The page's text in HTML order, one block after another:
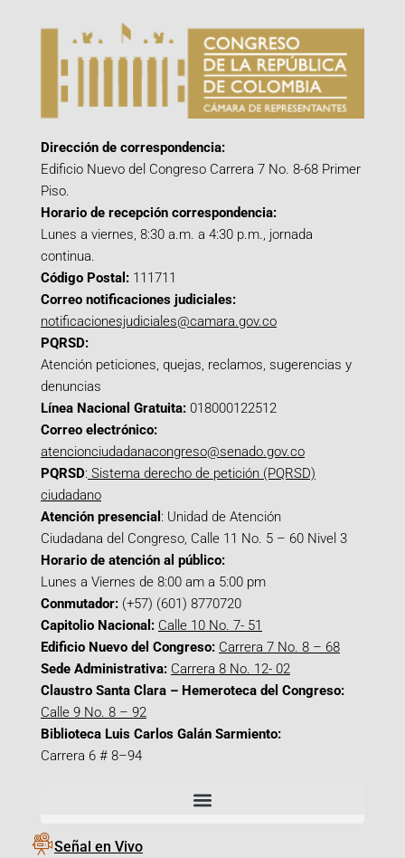
Dirección de correspondencia:
Edificio Nuevo del Congreso Carrera 7 No. 8-68 Primer
Piso.
Horario de recepción correspondencia:
Lunes a viernes, 8:30 a.m. a 4:30 p.m., jornada
continua.
Código Postal: 111711
Correo notificaciones judiciales:
notificacionesjudiciales@camara.gov.co
PQRSD:
Atención peticiones, quejas, reclamos, sugerencias y
denuncias
Línea Nacional Gratuita: 018000122512
Correo electrónico:
atencionciudadanacongreso@senado.gov.co
PQRSD: Sistema derecho de petición (PQRSD)
ciudadano
Atención presencial : Unidad de Atención
Ciudadana del Congreso, Calle 11 No. 5 – 60 Nivel 3
Horario de atención al público:
Lunes a Viernes de 8:00 am a 5:00 pm
Conmutador: (+57) (601) 8770720
Capitolio Nacional: Calle 10 No. 7- 51
Edificio Nuevo del Congreso: Carrera 7 No. 8 – 68
Sede Administrativa: Carrera 8 No. 12- 02
Claustro Santa Clara – Hemeroteca del Congreso:
Calle 9 No. 8 – 92
Biblioteca Luis Carlos Galán Sarmiento:
Carrera 6 # 8–94
Señal en Vivo